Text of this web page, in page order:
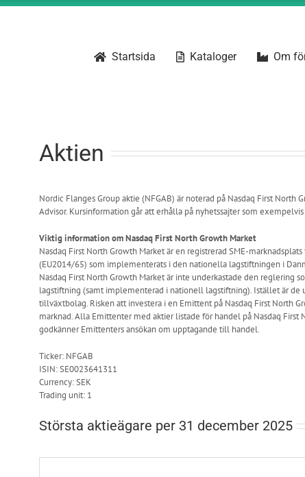
Startsida Kataloger Om
Aktien
Nordic Flanges Group aktie (NFGAB) är noterad på Nasdaq First
Advisor. Kursinformation går att erhålla på nyhetssajter som exempelvis
Viktig information om Nasdaq First North Growth Market
Nasdaq First North Growth Market är en registrerad SME-
(EU2014/65) som implementerats i den nationella lagstiftningen i
Nasdaq First North Growth Market är inte underkastade den reglering
lagstiftning (samt implementerad i nationell lagstiftning). Istället är de
tillväxtbolag. Risken att investera i en Emittent på Nasdaq First North
marknad. Alla Emittenter med aktier listade för handel på Nasdaq
godkänner Emittenters ansökan om upptagande till handel.
Ticker: NFGAB
ISIN: SE0023641311
Currency: SEK
Trading unit: 1
Största aktieägare per 31 december 2025